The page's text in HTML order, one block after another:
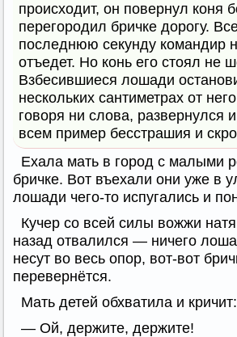
происходит, он повернул коня
перегородил бричке дорогу.
последнюю секунду командир
отъедет. Но конь его стоял не
Взбесившиеся лошади
нескольких сантиметрах от
говоря ни слова, развернулся
всем пример бесстрашия и
Ехала мать в город с малыми
бричке. Вот въехали они уже в
лошади чего-то испугались и
Кучер со всей силы вожжи
назад отвалился — ничего
несут во весь опор, вот-вот
перевернётся.
Мать детей обхватила и кричит:
— Ой, держите, держите!